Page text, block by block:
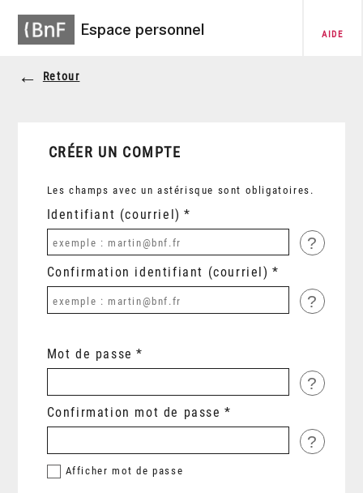
Espace personnel AIDE
Retour
CRÉER UN COMPTE
Les champs avec un astérisque sont obligatoires.
Identifiant (courriel)
?
Confirmation identifiant (courriel)
?
Mot de passe
?
Confirmation mot de passe
?
Afficher mot de passe